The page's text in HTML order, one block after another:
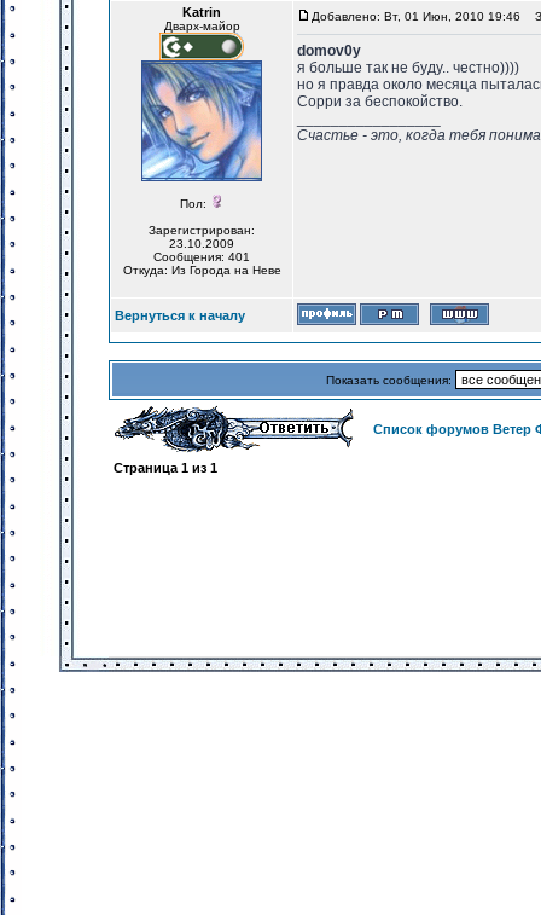
Katrin
Дварх-майор
Пол:
Зарегистрирован:
23.10.2009
Сообщения: 401
Откуда: Из Города на Неве
Добавлено: Вт, 01 Июн, 2010 19:46
domov0y
я больше так не буду.. честно))))
но я правда около месяца
Сорри за беспокойство.
Счастье - это, когда тебя
Вернуться к началу
Показать сообщения:
Список форумов Ветер
Страница 1 из 1